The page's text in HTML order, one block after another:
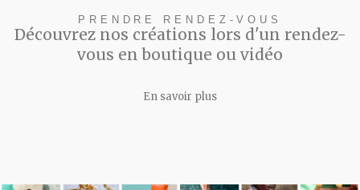
PRENDRE RENDEZ-VOUS
Découvrez nos créations lors d'un rendez-
vous en boutique ou vidéo
En savoir plus